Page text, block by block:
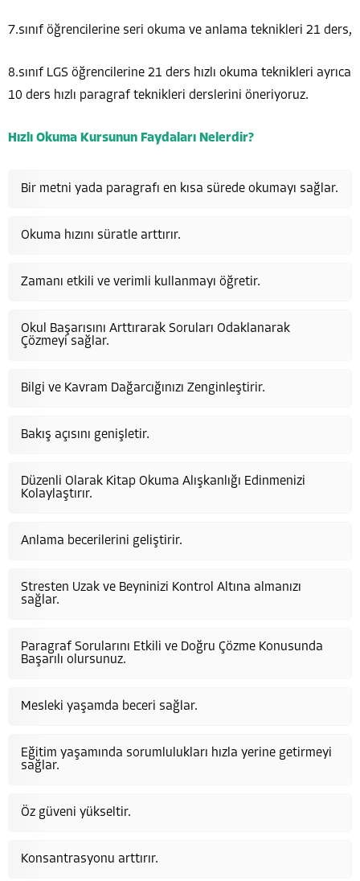
7.sınıf öğrencilerine seri okuma ve anlama teknikleri 21 ders,
8.sınıf LGS öğrencilerine 21 ders hızlı okuma teknikleri ayrıca
10 ders hızlı paragraf teknikleri derslerini öneriyoruz.
Hızlı Okuma Kursunun Faydaları Nelerdir?
Bir metni yada paragrafı en kısa sürede okumayı sağlar.
Okuma hızını süratle arttırır.
Zamanı etkili ve verimli kullanmayı öğretir.
Okul Başarısını Arttırarak Soruları Odaklanarak
Çözmeyi sağlar.
Bilgi ve Kavram Dağarcığınızı Zenginleştirir.
Bakış açısını genişletir.
Düzenli Olarak Kitap Okuma Alışkanlığı Edinmenizi
Kolaylaştırır.
Anlama becerilerini geliştirir.
Stresten Uzak ve Beyninizi Kontrol Altına almanızı
sağlar.
Paragraf Sorularını Etkili ve Doğru Çözme Konusunda
Başarılı olursunuz.
Mesleki yaşamda beceri sağlar.
Eğitim yaşamında sorumlulukları hızla yerine getirmeyi
sağlar.
Öz güveni yükseltir.
Konsantrasyonu arttırır.